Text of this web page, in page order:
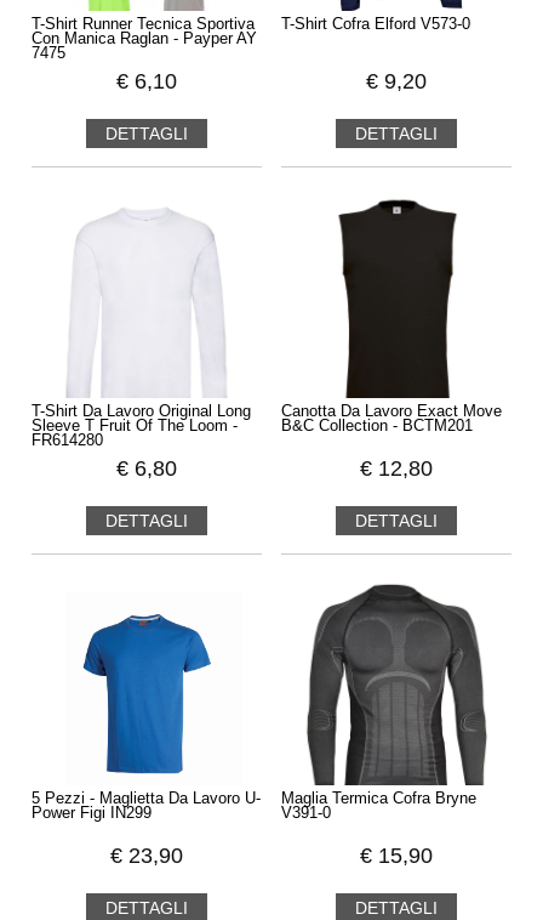
T-Shirt Runner Tecnica Sportiva
Con Manica Raglan - Payper AY
7475
€ 6,10
DETTAGLI
T-Shirt Cofra Elford V573-0
€ 9,20
DETTAGLI
T-Shirt Da Lavoro Original Long
Sleeve T Fruit Of The Loom -
FR614280
€ 6,80
DETTAGLI
Canotta Da Lavoro Exact Move
B&C Collection - BCTM201
€ 12,80
DETTAGLI
5 Pezzi - Maglietta Da Lavoro U-
Power Figi IN299
€ 23,90
DETTAGLI
Maglia Termica Cofra Bryne
V391-0
€ 15,90
DETTAGLI